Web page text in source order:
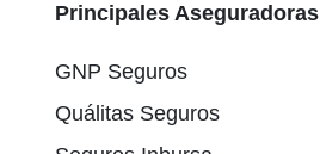
Principales Aseguradoras
GNP Seguros
Quálitas Seguros